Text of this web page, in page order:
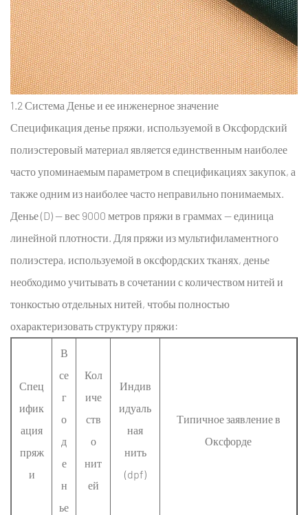
4.2
Соответствие
требованиям
химической
безопасности
для
доступа
на
международный
рынок
Раздел
5:
Высокопрочная
полиэфирная
ткань
для
уличного
оборудования
—
Технические
характеристики
6.1
Стандарты
военных
1.2 Система Денье и ее инженерное значение
Спецификация денье пряжи, используемой в Оксфордский
полиэстеровый материалявляется единственным наиболее
часто упоминаемым параметром в спецификациях закупок, а
также одним из наиболее часто неправильно понимаемых.
Денье (D) — вес 9000 метров пряжи в граммах — единица
линейной плотности. Для пряжи из мультифиламентного
полиэстера, используемой в оксфордских тканях, денье
необходимо учитывать в сочетании с количеством нитей и
тонкостью отдельных нитей, чтобы полностью
охарактеризовать структуру пряжи:
Спец
ифик
ация
пряж
и
В
се
г
о
д
е
н
ье
Кол
иче
ств
о
нит
ей
Индив
идуаль
ная
нить
(dpf)
Типичное заявление в
Оксфорде